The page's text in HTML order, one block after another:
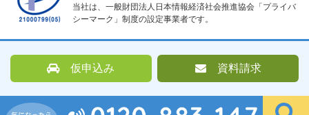
当社は、一般財団法人日本情報経済社会推進協会「プライバ
シーマーク」制度の設定事業者です。
仮申込み 資料請求